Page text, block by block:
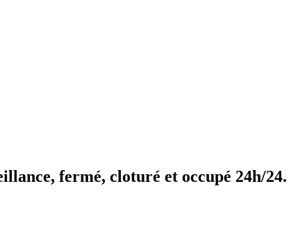
fermé, cloturé et occupé 24h/24.